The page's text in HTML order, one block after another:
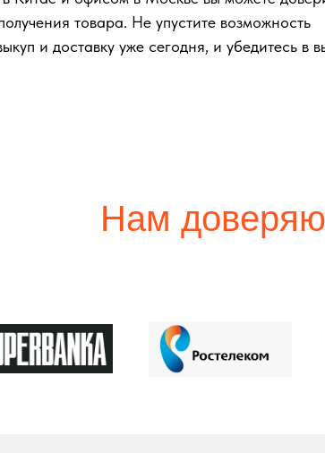
товара. Не упустите возможность
и доставку уже сегодня, и убедитесь в
Нам